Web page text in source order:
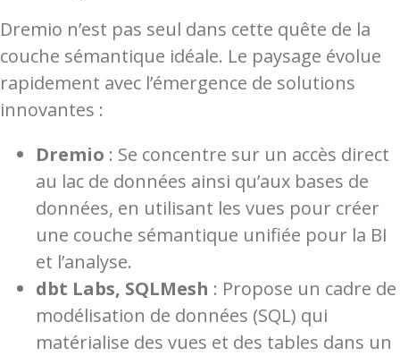
Dremio n’est pas seul dans cette quête de la
couche sémantique idéale. Le paysage évolue
rapidement avec l’émergence de solutions
innovantes :
Dremio : Se concentre sur un accès direct
au lac de données ainsi qu’aux bases de
données, en utilisant les vues pour créer
une couche sémantique unifiée pour la BI
et l’analyse.
dbt Labs, SQLMesh : Propose un cadre de
modélisation de données (SQL) qui
matérialise des vues et des tables dans un